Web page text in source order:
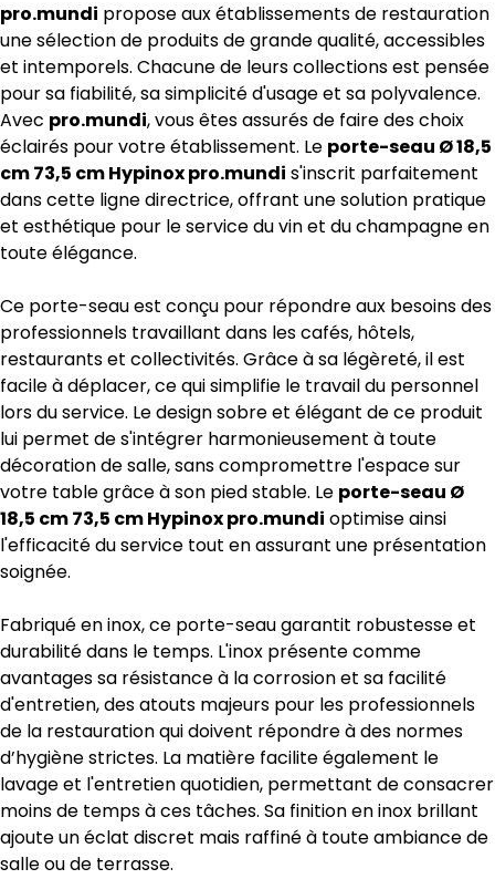
pro.mundi propose aux établissements de restauration
une sélection de produits de grande qualité, accessibles
et intemporels. Chacune de leurs collections est pensée
pour sa fiabilité, sa simplicité d'usage et sa polyvalence.
Avec pro.mundi, vous êtes assurés de faire des choix
éclairés pour votre établissement. Le porte-seau Ø 18,5
cm 73,5 cm Hypinox pro.mundi s'inscrit parfaitement
dans cette ligne directrice, offrant une solution pratique
et esthétique pour le service du vin et du champagne en
toute élégance.
Ce porte-seau est conçu pour répondre aux besoins des
professionnels travaillant dans les cafés, hôtels,
restaurants et collectivités. Grâce à sa légèreté, il est
facile à déplacer, ce qui simplifie le travail du personnel
lors du service. Le design sobre et élégant de ce produit
lui permet de s'intégrer harmonieusement à toute
décoration de salle, sans compromettre l'espace sur
votre table grâce à son pied stable. Le porte-seau Ø
18,5 cm 73,5 cm Hypinox pro.mundi optimise ainsi
l'efficacité du service tout en assurant une présentation
soignée.
Fabriqué en inox, ce porte-seau garantit robustesse et
durabilité dans le temps. L'inox présente comme
avantages sa résistance à la corrosion et sa facilité
d'entretien, des atouts majeurs pour les professionnels
de la restauration qui doivent répondre à des normes
d’hygiène strictes. La matière facilite également le
lavage et l'entretien quotidien, permettant de consacrer
moins de temps à ces tâches. Sa finition en inox brillant
ajoute un éclat discret mais raffiné à toute ambiance de
salle ou de terrasse.